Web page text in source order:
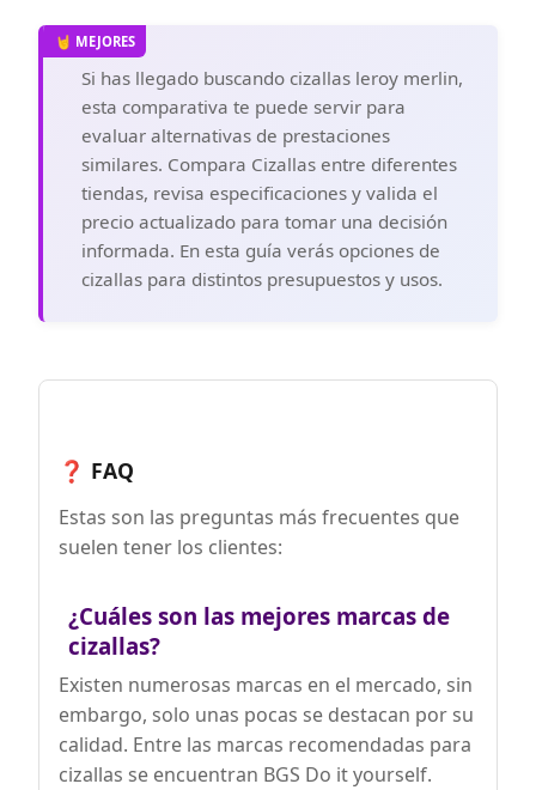
Si has llegado buscando cizallas leroy merlin,
esta comparativa te puede servir para
evaluar alternativas de prestaciones
similares. Compara Cizallas entre diferentes
tiendas, revisa especificaciones y valida el
precio actualizado para tomar una decisión
informada. En esta guía verás opciones de
cizallas para distintos presupuestos y usos.
❓ FAQ
Estas son las preguntas más frecuentes que
suelen tener los clientes:
¿Cuáles son las mejores marcas de
cizallas?
Existen numerosas marcas en el mercado, sin
embargo, solo unas pocas se destacan por su
calidad. Entre las marcas recomendadas para
cizallas se encuentran BGS Do it yourself.